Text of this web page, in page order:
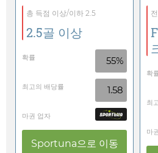
총 득점 이상/이하 2.5
2.5골 이상
확률 55%
최고의 배당률 1.58
마권 업자
Sportuna으로 이동
확
최
마